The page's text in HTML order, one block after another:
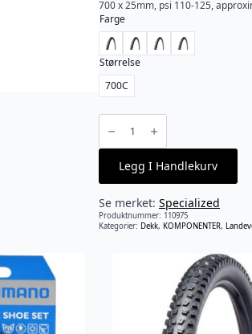
700 x 25mm, psi 110-125,
Farge
Størrelse
700C
Specialized
All
Condition
Legg I Handlekurv
Se merket: Specialized
Produktnummer: 110975
Kategorier: Dekk, KOMPONENTER,